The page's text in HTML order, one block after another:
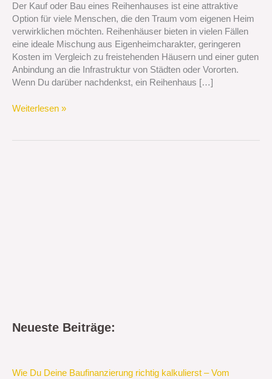
Der Kauf oder Bau eines Reihenhauses ist eine attraktive
Option für viele Menschen, die den Traum vom eigenen Heim
verwirklichen möchten. Reihenhäuser bieten in vielen Fällen
eine ideale Mischung aus Eigenheimcharakter, geringeren
Kosten im Vergleich zu freistehenden Häusern und einer guten
Anbindung an die Infrastruktur von Städten oder Vororten.
Wenn Du darüber nachdenkst, ein Reihenhaus […]
richtig
vor
Weiterlesen »
Neueste Beiträge:
Wie Du Deine Baufinanzierung richtig kalkulierst – Vom